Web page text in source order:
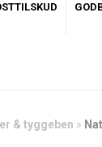
& tyggeben »